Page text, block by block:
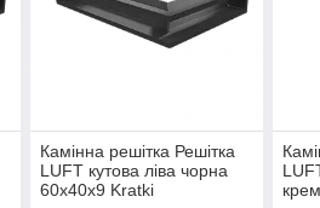
Камінна решітка Решітка
LUFT кутова ліва чорна
60x40x9 Kratki